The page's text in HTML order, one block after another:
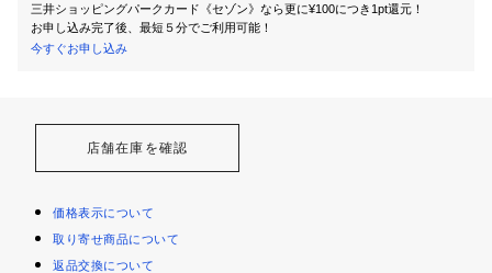
三井ショッピングパークカード《セゾン》なら更に¥100につき1pt還元！
お申し込み完了後、最短５分でご利用可能！
今すぐお申し込み
店舗在庫を確認
価格表示について
取り寄せ商品について
返品交換について